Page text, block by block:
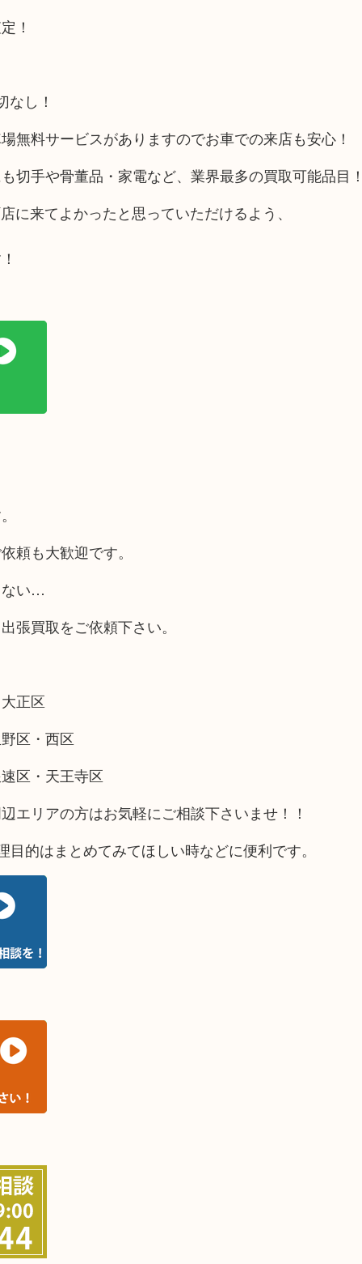
！
なし！
無料サービスがありますのでお車での来店も安心！
切手や骨董品・家電など、業界最多の買取可能品目！
に来てよかったと思っていただけるよう、
頼も大歓迎です。
ない…
張買取をご依頼下さい。
正区
区・西区
区・天王寺区
エリアの方はお気軽にご相談下さいませ！！
的はまとめてみてほしい時などに便利です。